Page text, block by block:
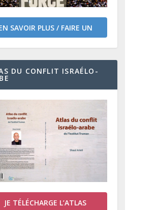
SAVOIR PLUS / FAIRE UN
DON
DU CONFLIT ISRAÉLO-
JE TÉLÉCHARGE L’ATLAS